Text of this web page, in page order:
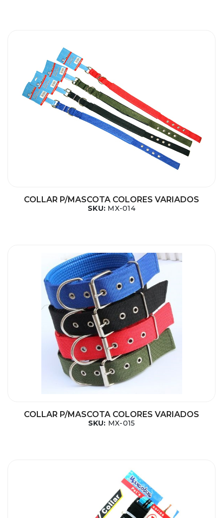
COLLAR P/MASCOTA COLORES VARIADOS
SKU: MX-014
COLLAR P/MASCOTA COLORES VARIADOS
SKU: MX-015